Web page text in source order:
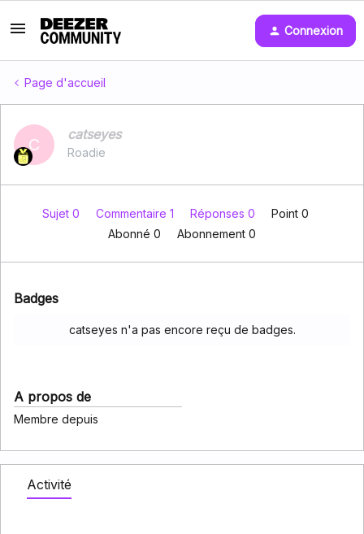
Connexion
Page d'accueil
C
catseyes
Roadie
Sujet 0 Commentaire 1 Réponses 0
Point 0
Abonné 0 Abonnement 0
Badges
catseyes n'a pas encore reçu de badges.
A propos de
Membre depuis
Activité